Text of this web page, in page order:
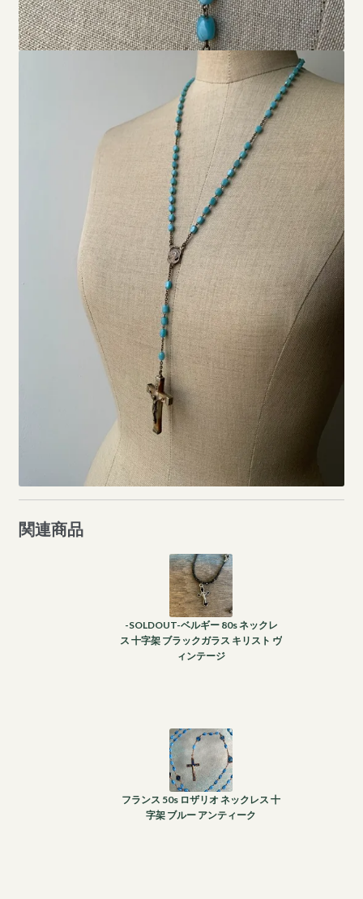
関連商品
-SOLDOUT-ベルギー 80s ネックレ
ス 十字架 ブラックガラス キリスト ヴ
ィンテージ
フランス 50s ロザリオ ネックレス 十
字架 ブルー アンティーク